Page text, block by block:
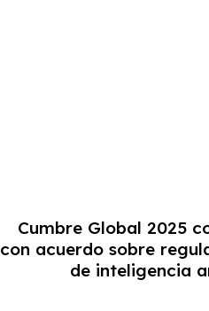
Cumbre Global 2025
con acuerdo sobre
de inteligencia